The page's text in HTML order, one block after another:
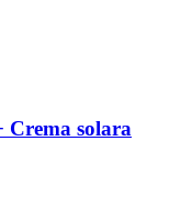
Crema solara